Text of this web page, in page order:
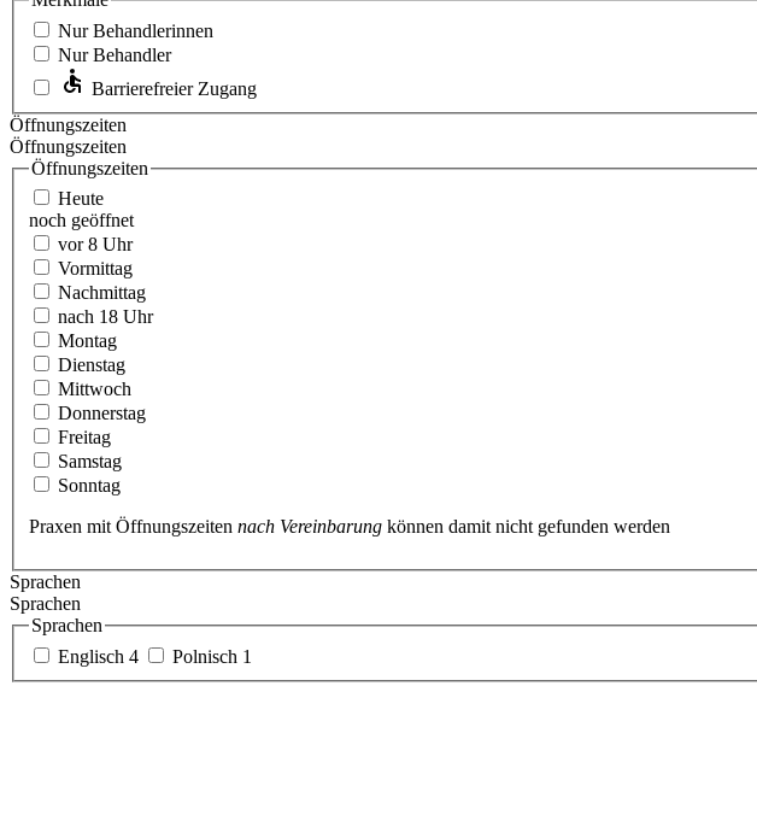
Nur Behandlerinnen
Nur Behandler
Barrierefreier Zugang
Öffnungszeiten
Öffnungszeiten
Öffnungszeiten
Heute
noch geöffnet
vor 8 Uhr
Vormittag
Nachmittag
nach 18 Uhr
Montag
Dienstag
Mittwoch
Donnerstag
Freitag
Samstag
Sonntag
Praxen mit Öffnungszeiten nach Vereinbarung können damit nicht gefunden werden
Sprachen
Sprachen
Sprachen
Englisch 4 Polnisch 1